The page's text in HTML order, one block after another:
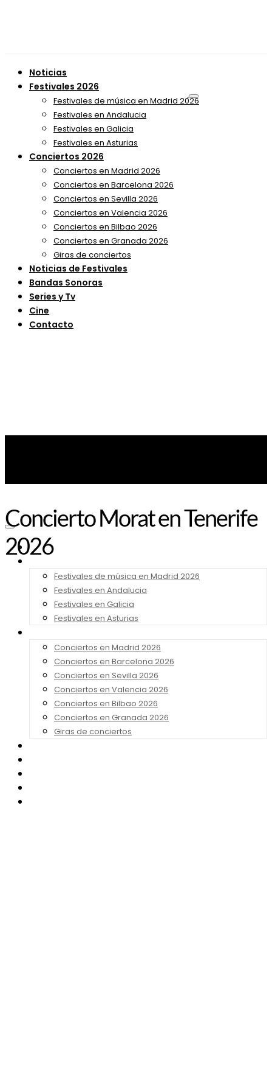
Noticias
Festivales 2026
Festivales de música en Madrid 2026
Festivales en Andalucia
Festivales en Galicia
Festivales en Asturias
Conciertos 2026
Conciertos en Madrid 2026
Conciertos en Barcelona 2026
Conciertos en Sevilla 2026
Conciertos en Valencia 2026
Conciertos en Bilbao 2026
Conciertos en Granada 2026
Giras de conciertos
Noticias de Festivales
Bandas Sonoras
Series y Tv
Cine
Contacto
Noticias
Festivales de música en Madrid 2026
Festivales en Andalucia
Festivales en Galicia
Festivales en Asturias
Conciertos en Madrid 2026
Conciertos en Barcelona 2026
Conciertos en Sevilla 2026
Conciertos en Valencia 2026
Conciertos en Bilbao 2026
Conciertos en Granada 2026
Giras de conciertos
Concierto Morat en Tenerife
2026